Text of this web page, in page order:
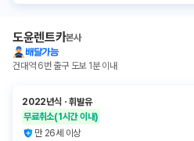
도윤렌트카본사
배달가능
건대역 6번 출구 도보 1분 이내
2022년식 ㆍ휘발유
무료취소(1시간 이내)
만 26세 이상